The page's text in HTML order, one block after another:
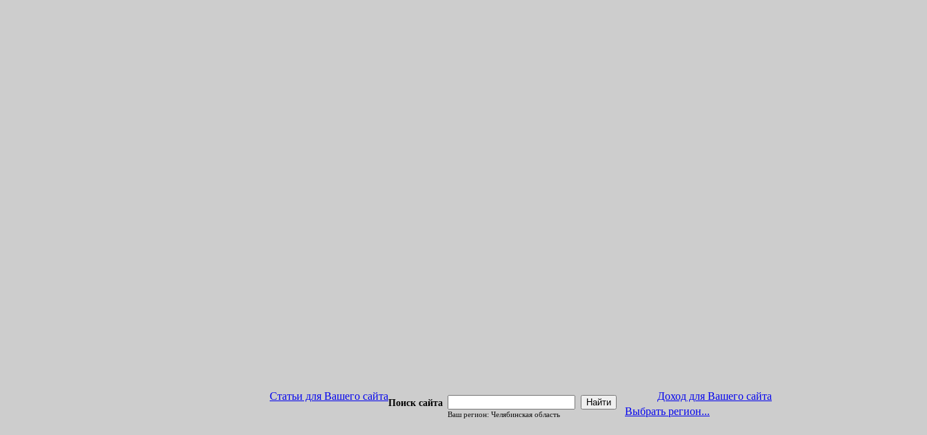
Статьи для Вашего сайта Доход для Вашего сайта
Поиск сайта Найти
Ваш регион: Челябинская область Выбрать регион...